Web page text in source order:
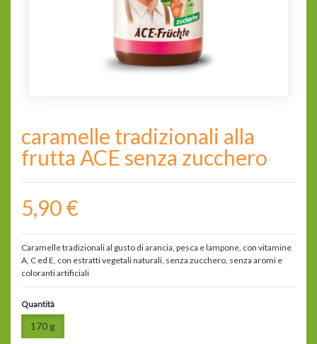
caramelle tradizionali alla
frutta ACE senza zucchero
5,90 €
Caramelle tradizionali al gusto di arancia, pesca e lampone, con vitamine
A, C ed E, con estratti vegetali naturali, senza zucchero, senza aromi e
coloranti artificiali
Quantità
170 g